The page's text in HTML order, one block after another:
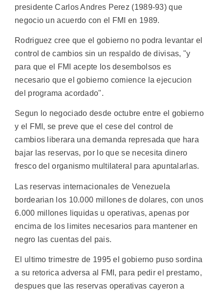
presidente Carlos Andres Perez (1989-93) que
negocio un acuerdo con el FMI en 1989.
Rodriguez cree que el gobierno no podra levantar el
control de cambios sin un respaldo de divisas, "y
para que el FMI acepte los desembolsos es
necesario que el gobierno comience la ejecucion
del programa acordado".
Segun lo negociado desde octubre entre el gobierno
y el FMI, se preve que el cese del control de
cambios liberara una demanda represada que hara
bajar las reservas, por lo que se necesita dinero
fresco del organismo multilateral para apuntalarlas.
Las reservas internacionales de Venezuela
bordearian los 10.000 millones de dolares, con unos
6.000 millones liquidas u operativas, apenas por
encima de los limites necesarios para mantener en
negro las cuentas del pais.
El ultimo trimestre de 1995 el gobierno puso sordina
a su retorica adversa al FMI, para pedir el prestamo,
despues que las reservas operativas cayeron a